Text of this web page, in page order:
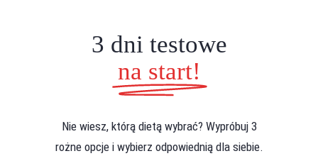
3 dni testowe
na start!
Nie wiesz, którą dietą wybrać? Wypróbuj 3
rożne opcje i wybierz odpowiednią dla siebie.